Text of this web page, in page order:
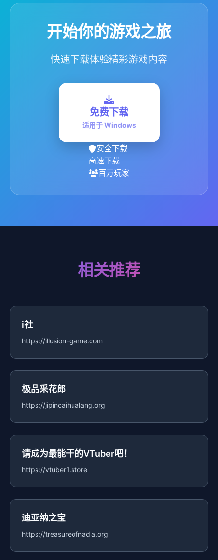
开始你的游戏之旅
快速下载体验精彩游戏内容
免费下载
适用于 Windows
安全下载
高速下载
百万玩家
相关推荐
i社
https://illusion-game.com
极品采花郎
https://jipincaihualang.org
请成为最能干的VTuber吧！
https://vtuber1.store
迪亚纳之宝
https://treasureofnadia.org